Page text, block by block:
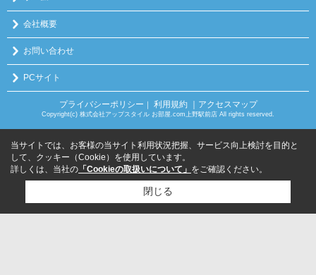
会社概要
お問い合わせ
PCサイト
プライバシーポリシー 利用規約 ｜アクセスマップ
Copyright(c) 株式会社アップスタイル お部屋.com上野駅前店 All rights reserved.
当サイトでは、お客様の当サイト利用状況把握、サービス向上検討を目的と
して、クッキー（Cookie）を使用しています。
詳しくは、当社の 「Cookieの取扱いについて」 をご確認ください。
閉じる